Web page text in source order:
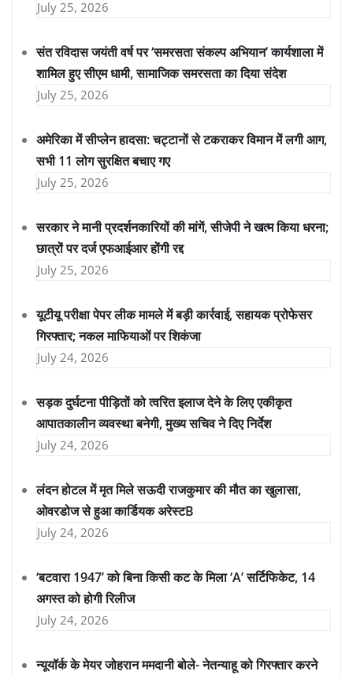
July 25, 2026
संत रविदास जयंती वर्ष पर ‘समरसता संकल्प अभियान’ कार्यशाला में
शामिल हुए सीएम धामी, सामाजिक समरसता का दिया संदेश
July 25, 2026
अमेरिका में सीप्लेन हादसा: चट्टानों से टकराकर विमान में लगी आग,
सभी 11 लोग सुरक्षित बचाए गए
July 25, 2026
सरकार ने मानी प्रदर्शनकारियों की मांगें, सीजेपी ने खत्म किया धरना;
छात्रों पर दर्ज एफआईआर होंगी रद्द
July 25, 2026
यूटीयू परीक्षा पेपर लीक मामले में बड़ी कार्रवाई, सहायक प्रोफेसर
गिरफ्तार; नकल माफियाओं पर शिकंजा
July 24, 2026
सड़क दुर्घटना पीड़ितों को त्वरित इलाज देने के लिए एकीकृत
आपातकालीन व्यवस्था बनेगी, मुख्य सचिव ने दिए निर्देश
July 24, 2026
लंदन होटल में मृत मिले सऊदी राजकुमार की मौत का खुलासा,
ओवरडोज से हुआ कार्डियक अरेस्टB
July 24, 2026
‘बटवारा 1947’ को बिना किसी कट के मिला ‘A’ सर्टिफिकेट, 14
अगस्त को होगी रिलीज
July 24, 2026
न्यूयॉर्क के मेयर जोहरान ममदानी बोले- नेतन्याहू को गिरफ्तार करने